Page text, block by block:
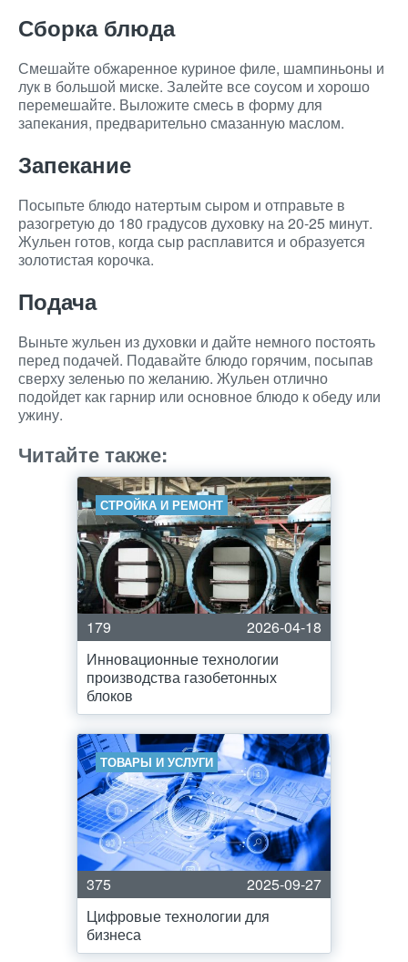
Сборка блюда
Смешайте обжаренное куриное филе, шампиньоны и
лук в большой миске. Залейте все соусом и хорошо
перемешайте. Выложите смесь в форму для
запекания, предварительно смазанную маслом.
Запекание
Посыпьте блюдо натертым сыром и отправьте в
разогретую до 180 градусов духовку на 20-25 минут.
Жульен готов, когда сыр расплавится и образуется
золотистая корочка.
Подача
Выньте жульен из духовки и дайте немного постоять
перед подачей. Подавайте блюдо горячим, посыпав
сверху зеленью по желанию. Жульен отлично
подойдет как гарнир или основное блюдо к обеду или
ужину.
Читайте также:
СТРОЙКА И РЕМОНТ
179
2026-04-18
Инновационные технологии
производства газобетонных
блоков
ТОВАРЫ И УСЛУГИ
375
2025-09-27
Цифровые технологии для
бизнеса